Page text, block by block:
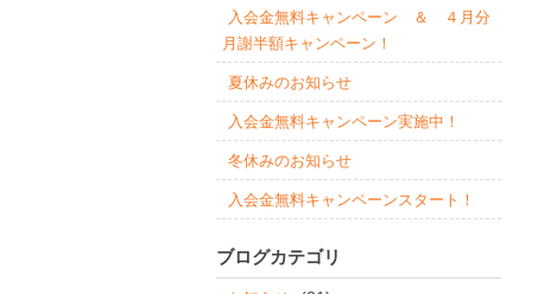
入会金無料キャンペーン ＆ ４月分
月謝半額キャンペーン！
夏休みのお知らせ
入会金無料キャンペーン実施中！
冬休みのお知らせ
入会金無料キャンペーンスタート！
ブログカテゴリ